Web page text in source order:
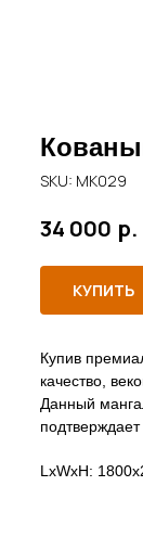
SKU: МК029
34 000 р.
КУПИТЬ
Купив
качество,
Данный
подтверждает
LxWxH: